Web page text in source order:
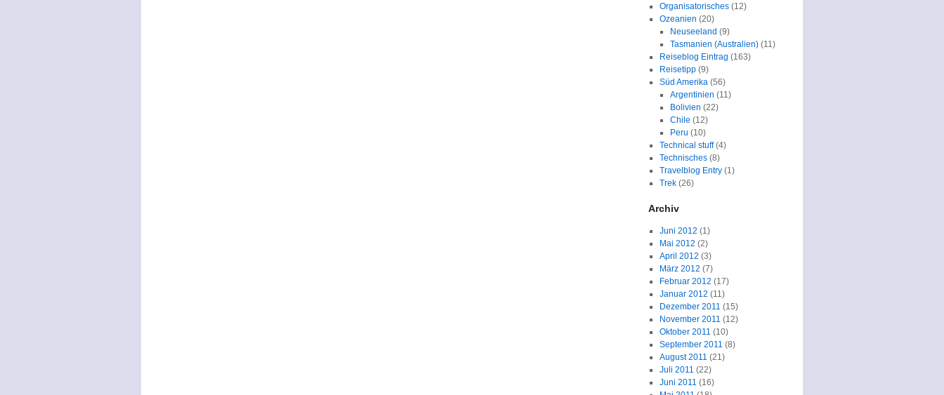
Organisatorisches(12)
Ozeanien (20)
Neuseeland (9)
Tasmanien (Australien) (11)
Reiseblog Eintrag (163)
Reisetipp(9)
Süd Amerika(56)
Argentinien (11)
Bolivien (22)
Chile (12)
Peru (10)
Technical stuff(4)
Technisches(8)
Travelblog Entry(1)
Trek(26)
Archiv
Juni 2012 (1)
Mai 2012 (2)
April 2012 (3)
März 2012 (7)
Februar 2012 (17)
Januar 2012 (11)
Dezember 2011 (15)
November 2011 (12)
Oktober 2011 (10)
September 2011 (8)
August 2011 (21)
Juli 2011 (22)
Juni 2011 (16)